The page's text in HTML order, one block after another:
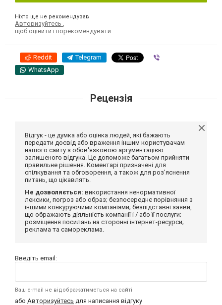
Ніхто ще не рекомендував
Авторизуйтесь
щоб оцінити і порекомендувати
Reddit Telegram
WhatsApp
Рецензія
Відгук - це думка або оцінка людей, які бажають
передати досвід або враження іншим користувачам
нашого сайту з обов'язковою аргументацією
залишеного відгука. Це допоможе багатьом прийняти
правильне рішення. Коментарі призначені для
спілкування та обговорення, а також для роз'яснення
питань, що цікавлять.
Не дозволяється: використання ненормативної
лексики, погроз або образ; безпосереднє порівняння з
іншими конкуруючими компаніями; безпідставні заяви,
що ображають діяльність компанії і / або її послуги;
розміщення посилань на сторонні інтернет-ресурси;
реклама та самореклама.
Введіть email:
Ваш e-mail не відображатиметься на сайті
або Авторизуйтесь для написання відгуку